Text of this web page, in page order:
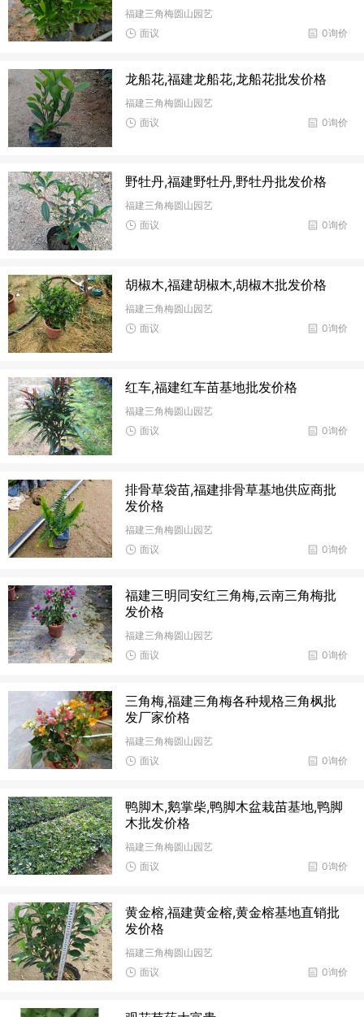
福建三角梅圆山园艺
0询价
面议
龙船花,福建龙船花,龙船花批发价格
福建三角梅圆山园艺
0询价
面议
野牡丹,福建野牡丹,野牡丹批发价格
福建三角梅圆山园艺
0询价
面议
胡椒木,福建胡椒木,胡椒木批发价格
福建三角梅圆山园艺
0询价
面议
红车,福建红车苗基地批发价格
福建三角梅圆山园艺
0询价
面议
排骨草袋苗,福建排骨草基地供应商批
发价格
福建三角梅圆山园艺
0询价
面议
福建三明同安红三角梅,云南三角梅批
发价格
福建三角梅圆山园艺
0询价
面议
三角梅,福建三角梅各种规格三角枫批
发厂家价格
福建三角梅圆山园艺
0询价
面议
鸭脚木,鹅掌柴,鸭脚木盆栽苗基地,鸭脚
木批发价格
福建三角梅圆山园艺
0询价
面议
黄金榕,福建黄金榕,黄金榕基地直销批
发价格
福建三角梅圆山园艺
0询价
面议